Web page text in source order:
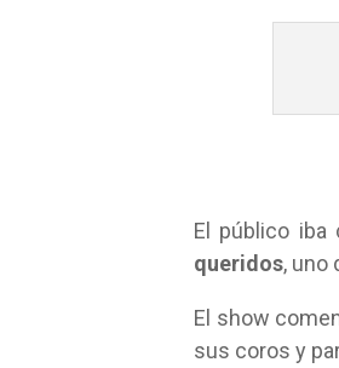
El público iba
queridos, uno
El show
sus coros y